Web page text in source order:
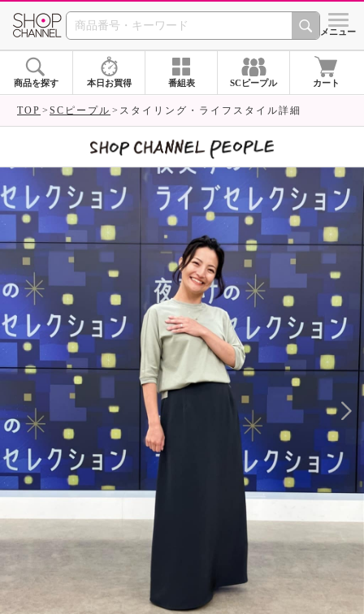
SHOP CHANNEL シメニュー
商品を探す 本日お買得 番組表 SCピープル カート
TOP SCピープル スタイリング・ライフスタイル詳細